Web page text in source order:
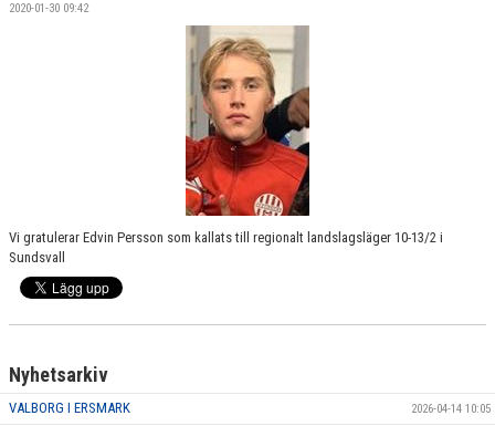
NYHETER
MATCHER
LÄNKAR
DOKUMENT
2020-01-30 09:42
Vi gratulerar Edvin Persson som kallats till regionalt landslagsläger 10-13/2 i
Sundsvall
Nyhetsarkiv
VALBORG I ERSMARK 2026-04-14 10:05